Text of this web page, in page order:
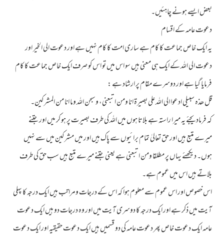
بعض ایسے ہونے چاہئیں۔
دعوت عامہ کے اقسام
یہ ایک خاص جماعت کا کام ہے ساری امت کا کام نہیں ہے اور دعوت الی الخیر اور
دعوت الی اللہ کے ایک ہی معنی ہیں سو اس میں تو اس کو صرف ایک خاص جماعت کا کام
فرمایا گیا ہے اور دوسرے مقام پر ارشاد ہے :
قل ھذہ سبیلی ادعوا الی اللہ علی بصیرۃ انا ومن اتبعنی، وسبحن اللہ وما انا من المشرکین۔
کہ فرمادیجئے یہ میرا راستہ ہے بلاتا ہوں میں اللہ کی طرف بصیرت پر ہو کر میں اور جتنے
میرے متبع ہیں اور حق تعالیٰ تمام برائیوں سے پاک ہیں اور میں مشرکین میں سے نہیں
ہوں۔ دیکھئے یہاں پر مطلقا ومن اتبعنی ہے یعنی جتنے میرے متبع ہیں سب حق کی طرف
بلاتے ہیں اس میں عموم ہے۔
اس خصوص اور اس عموم سے معلوم ہوا کہ اس کے درجات ومراتب ہیں ایک درجہ کا پہلی
آیت میں ذکر ہے اور ایک درجہ کا دوسری آیت میں اور وہ درجات دو ہیں ایک دعوت
عامہ ایک دعوت خاص پھر دعوت عامہ کی دو قسمیں ہیں ایک دعوت حقیقیہ اور ایک دعوت